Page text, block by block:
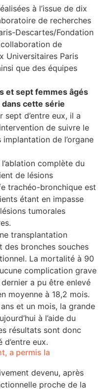
à l’issue de dix
de recherches
Descartes/Fondation
de
Universitaires Paris
que des équipes
et sept femmes âgés
cette série
sept d’entre eux, il a
de suivre le
de l’organe
complète du
de lésions
trachéo-bronchique est
étant en impasse
tumorales
transplantation
des bronches souches
La mortalité à 90
complication grave
a pu être enlevé
moyenne à 18,2 mois.
et un mois, la grande
à l’aide du
résultats sont donc
eux.
a permis la
devenu, après
proche de la